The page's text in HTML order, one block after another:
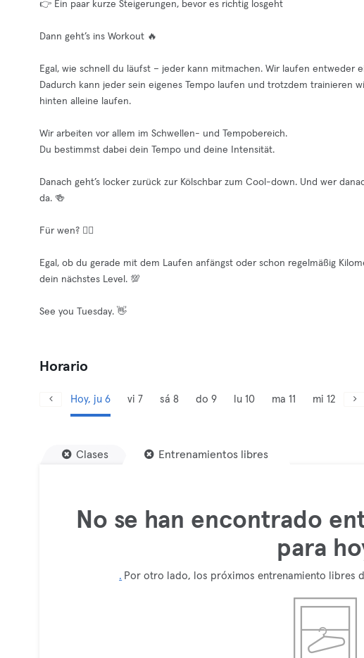
👉 Ein paar kurze Steigerungen, bevor es richtig losgeht
Dann geht’s ins Workout 🔥
Egal, wie schnell du läufst – jeder kann mitmachen. Wir laufen entweder
Dadurch kann jeder sein eigenes Tempo laufen und trotzdem trainieren
hinten alleine laufen.
Wir arbeiten vor allem im Schwellen- und Tempobereich.
Du bestimmst dabei dein Tempo und deine Intensität.
Danach geht’s locker zurück zur Kölschbar zum Cool-down. Und wer
da. 🍻
Für wen? 🏃‍♂️
Egal, ob du gerade mit dem Laufen anfängst oder schon regelmäßig
dein nächstes Level. 💯
See you Tuesday. 👋
Horario
Hoy, ju 6 vi 7 sá 8 do 9 lu 10 ma 11 mi 12
Clases Entrenamientos libres
No se han encontrado
para
. Por otro lado, los próximos entrenamiento libres